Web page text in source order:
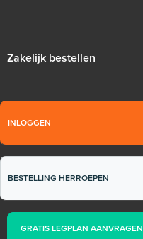
Zakelijk bestellen
INLOGGEN
BESTELLING HERROEPEN
GRATIS LEGPLAN AANVRAGEN